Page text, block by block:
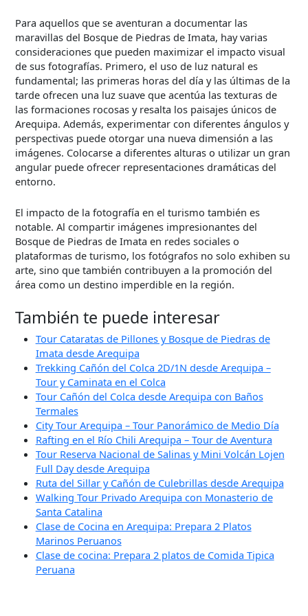
Para aquellos que se aventuran a documentar las
maravillas del Bosque de Piedras de Imata, hay varias
consideraciones que pueden maximizar el impacto visual
de sus fotografías. Primero, el uso de luz natural es
fundamental; las primeras horas del día y las últimas de la
tarde ofrecen una luz suave que acentúa las texturas de
las formaciones rocosas y resalta los paisajes únicos de
Arequipa. Además, experimentar con diferentes ángulos y
perspectivas puede otorgar una nueva dimensión a las
imágenes. Colocarse a diferentes alturas o utilizar un gran
angular puede ofrecer representaciones dramáticas del
entorno.
El impacto de la fotografía en el turismo también es
notable. Al compartir imágenes impresionantes del
Bosque de Piedras de Imata en redes sociales o
plataformas de turismo, los fotógrafos no solo exhiben su
arte, sino que también contribuyen a la promoción del
área como un destino imperdible en la región.
También te puede interesar
Tour Cataratas de Pillones y Bosque de Piedras de
Imata desde Arequipa
Trekking Cañón del Colca 2D/1N desde Arequipa –
Tour y Caminata en el Colca
Tour Cañón del Colca desde Arequipa con Baños
Termales
City Tour Arequipa – Tour Panorámico de Medio Día
Rafting en el Río Chili Arequipa – Tour de Aventura
Tour Reserva Nacional de Salinas y Mini Volcán Lojen
Full Day desde Arequipa
Ruta del Sillar y Cañón de Culebrillas desde Arequipa
Walking Tour Privado Arequipa con Monasterio de
Santa Catalina
Clase de Cocina en Arequipa: Prepara 2 Platos
Marinos Peruanos
Clase de cocina: Prepara 2 platos de Comida Tipica
Peruana